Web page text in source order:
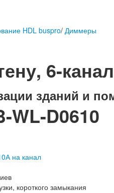
HDL buspro/ Диммеры
6-
зданий и
WL-D0610
короткого замыкания